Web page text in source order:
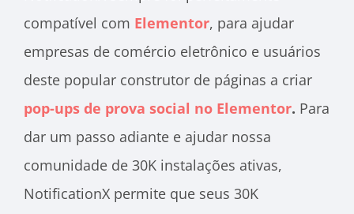
compatível com Elementor, para ajudar
empresas de comércio eletrônico e usuários
deste popular construtor de páginas a criar
pop-ups de prova social no Elementor. Para
dar um passo adiante e ajudar nossa
comunidade de 30K instalações ativas,
NotificationX permite que seus 30K